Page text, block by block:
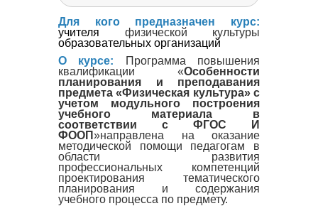
Для кого предназначен курс:
учителя физической культуры
образовательных организаций
О курсе:
Программа повышения
квалификации «Особенности
планирования и преподавания
предмета «Физическая культура» с
учетом модульного построения
учебного материала в
соответствии с ФГОС И
ФООП»направлена на оказание
методической помощи педагогам в
области развития
профессиональных компетенций
проектирования тематического
планирования и содержания
учебного процесса по предмету.